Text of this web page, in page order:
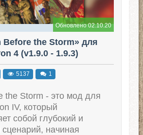
Обновлено 02.10.20
Before the Storm» для
4 (v1.9.0 - 1.9.3)
5137 1
the Storm - это мод для
IV, который
собой глубокий и
начиная